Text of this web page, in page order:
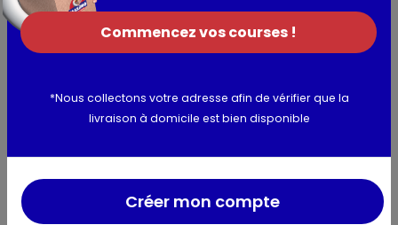
Utilisation et conservation
Valeurs nutritionnelles
Informations complémentaires
Commencez vos courses !
*Nous collectons votre adresse afin de vérifier que la
livraison à domicile est bien disponible
Créer mon compte